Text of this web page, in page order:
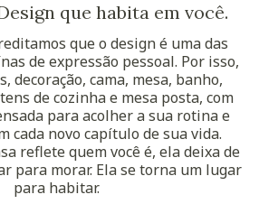
que habita em você.
que o design é uma das
de expressão pessoal. Por isso,
decoração, cama, mesa, banho,
de cozinha e mesa posta, com
para acolher a sua rotina e
cada novo capítulo de sua vida.
reflete quem você é, ela deixa de
para morar. Ela se torna um lugar
para habitar.